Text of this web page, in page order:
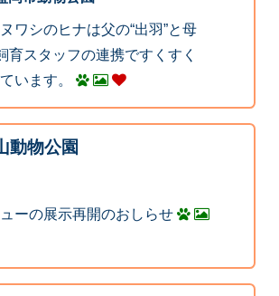
ワシのヒナは父の“出羽”と母
育スタッフの連携ですくすく
います。
動物公園
ーの展示再開のおしらせ